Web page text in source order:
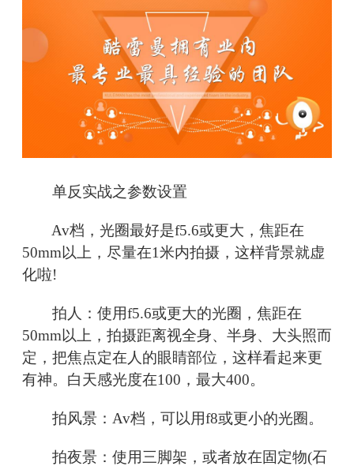
单反实战之参数设置
Av档，光圈最好是f5.6或更大，焦距在
50mm以上，尽量在1米内拍摄，这样背景就虚
化啦!
拍人：使用f5.6或更大的光圈，焦距在
50mm以上，拍摄距离视全身、半身、大头照而
定，把焦点定在人的眼睛部位，这样看起来更
有神。白天感光度在100，最大400。
拍风景：Av档，可以用f8或更小的光圈。
拍夜景：使用三脚架，或者放在固定物(石